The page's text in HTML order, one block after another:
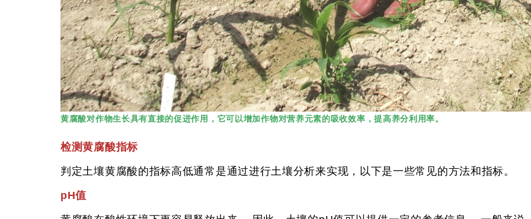
黄腐酸对作物生长具有直接的促进作用，它可以增加作物对营养元素的吸收效率，提高养分利用率。
检测黄腐酸指标
判定土壤黄腐酸的指标高低通常是通过进行土壤分析来实现，以下是一些常见的方法和指标。
pH值